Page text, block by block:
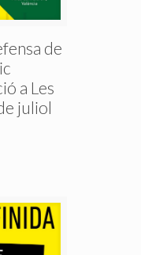
de
a Les
juliol